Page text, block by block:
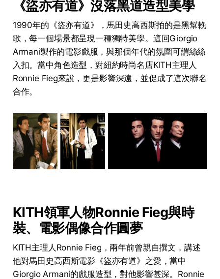
《盜亦有道》沒落黑道造型美學
1990年的《盜亦有道》，馬田史高西斯拍的是黑幫輓
歌，每一個場景都呈現一種獨特美學。這回Giorgio
Armani製作的電影戲服，與那個年代的氛圍可謂絲絲
入扣。當中角色造型，對紐約時尚名店KITH主理人
Ronnie Fieg來說，更是影響深遠，並促成了這次聯名
合作。
KITH領軍人物Ronnie Fieg與時
裝、電影偶像合作圓夢
KITH主理人Ronnie Fieg，兩年前曾親自撰文，講述
他對馬田史高西斯電影《盜亦有道》之愛，當中
Giorgio Armani的戲服造型，對他影響甚深。Ronnie